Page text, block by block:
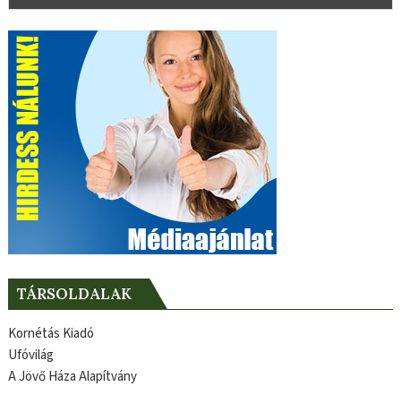
TÁRSOLDALAK
Kornétás Kiadó
Ufóvilág
A Jövő Háza Alapítvány